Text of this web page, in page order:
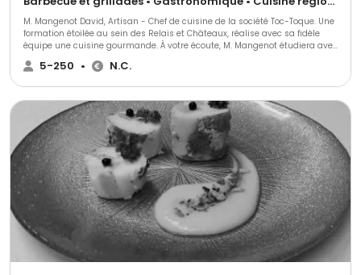
M. Mangenot David, Artisan - Chef de cuisine de la société Toc-Toque. Une
formation étoilée au sein des Relais et Châteaux, réalise avec sa fidèle
équipe une cuisine gourmande. À votre écoute, M. Mangenot étudiera avec
vous votre devis afin qu’il corresponde à vos attentes et vous proposera
des suggestions. Vous recevrez un devis où apparaîtra clairement tous
répondrons à vos souhaits pour que cette journée soit inoubliable.
5-250 • N.C.